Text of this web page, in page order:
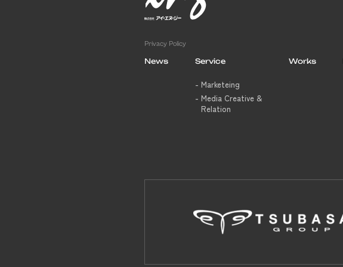
Privacy Policy
News Service
Marketeing
Media Creative &
Relation
Works